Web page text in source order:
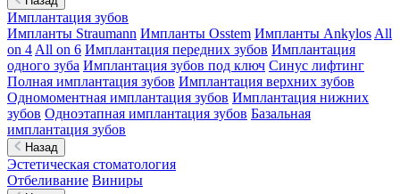
Имплантация зубов
Импланты Straumann Импланты Osstem Импланты Ankylos All
on 4 All on 6 Имплантация передних зубов Имплантация
одного зуба Имплантация зубов под ключ Синус лифтинг
Полная имплантация зубов Имплантация верхних зубов
Одномоментная имплантация зубов Имплантация нижних
зубов Одноэтапная имплантация зубов Базальная
имплантация зубов
Назад
Эстетическая стоматология
Отбеливание Виниры